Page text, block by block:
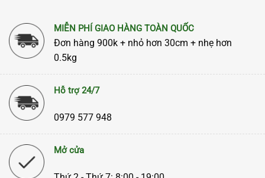
MIỄN PHÍ GIAO HÀNG TOÀN QUỐC
Đơn hàng 900k + nhỏ hơn 30cm + nhẹ hơn
0.5kg
Hỗ trợ 24/7
0979 577 948
Mở cửa